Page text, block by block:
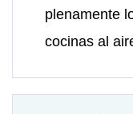
plenamente
cocinas al